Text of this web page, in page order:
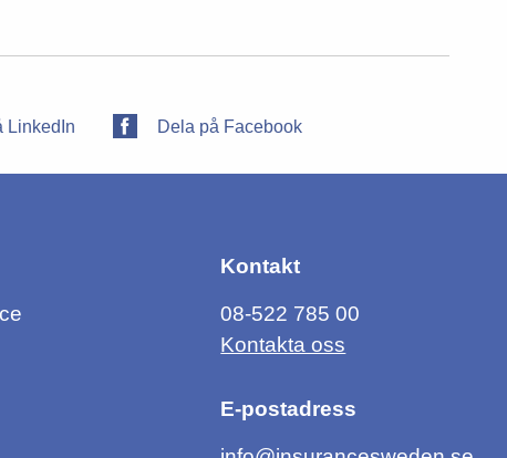
LinkedIn Dela på Facebook
Kontakt
08-522 785 00
Kontakta oss
E-postadress